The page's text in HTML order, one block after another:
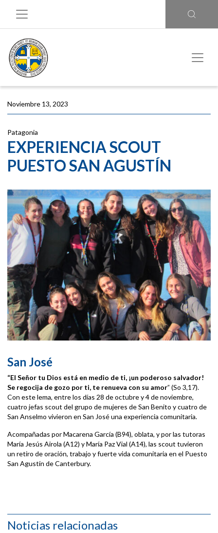
Noviembre 13, 2023
Patagonia
EXPERIENCIA SCOUT
PUESTO SAN AGUSTÍN
San José
“El Señor tu Dios está en medio de ti, ¡un poderoso salvador!
Se regocija de gozo por ti, te renueva con su amor” (So 3,17).
Con este lema, entre los días 28 de octubre y 4 de noviembre,
cuatro jefas scout del grupo de mujeres de San Benito y cuatro de
San Anselmo vivieron en San José una experiencia comunitaria.
Acompañadas por Macarena García (B94), oblata, y por las tutoras
María Jesús Airola (A12) y María Paz Vial (A14), las scout tuvieron
un retiro de oración, trabajo y fuerte vida comunitaria en el Puesto
San Agustín de Canterbury.
Noticias relacionadas